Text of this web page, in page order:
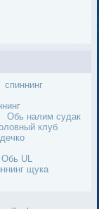
спиннинг
Обь налим судак
клуб
UL
щука